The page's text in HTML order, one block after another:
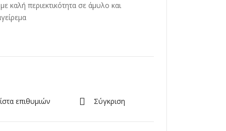
IGP
150
καλή περιεκτικότητα σε άμυλο και
επιθυμιών Σύγκριση